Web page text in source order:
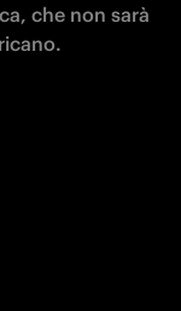
che non sarà